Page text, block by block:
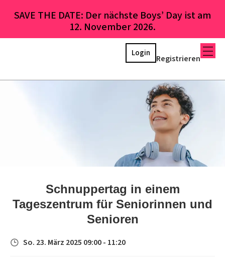
SAVE THE DATE: Der nächste Boys’ Day ist am
12. November 2026.
Registrieren
Login
Schnuppertag in einem
Tageszentrum für Seniorinnen und
Senioren
So. 23. März 2025 09:00 - 11:20